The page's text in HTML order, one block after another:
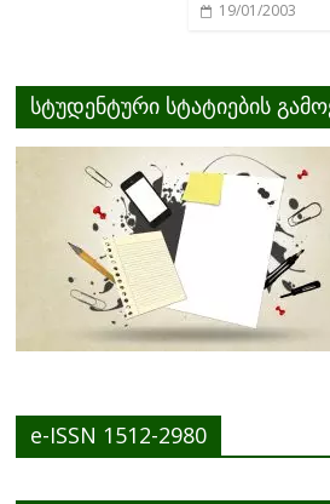
19/01/2003
სტუდენტური სტატიების
e-ISSN 1512-2980